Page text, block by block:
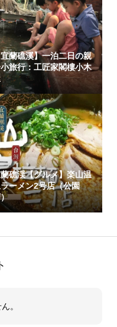
蘭礁溪】一泊二日の親
旅行：工匠家閣樓小木
礁渓【グルメ】楽山温
ーメン2号店（公園
。